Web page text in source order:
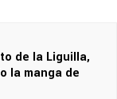
de la Liguilla,
la manga de